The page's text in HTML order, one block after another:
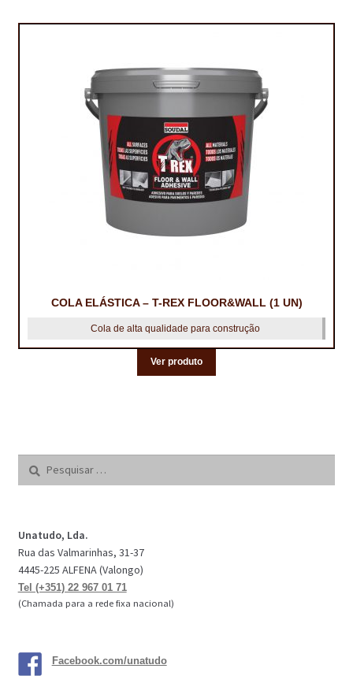
COLA ELÁSTICA – T-REX FLOOR&WALL (1 UN)
Cola de alta qualidade para construção
Ver produto
Unatudo, Lda.
Rua das Valmarinhas, 31-37
4445-225 ALFENA (Valongo)
Tel (+351) 22 967 01 71
(Chamada para a rede fixa nacional)
Facebook.com/unatudo